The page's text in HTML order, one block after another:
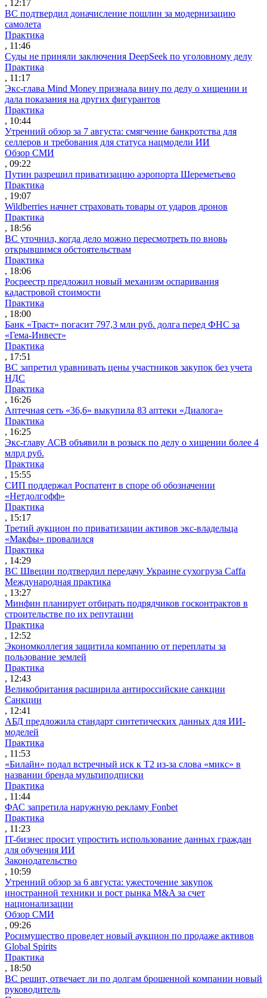
, 12:17
ВС подтвердил доначисление пошлин за модернизацию
самолета
Практика
, 11:46
Суды не приняли заключения DeepSeek по уголовному делу
Практика
, 11:17
Экс-глава Mind Money признала вину по делу о хищении и
дала показания на других фигурантов
Практика
, 10:44
Утренний обзор за 7 августа: смягчение банкротства для
селлеров и требования для статуса нацмодели ИИ
Обзор СМИ
, 09:22
Путин разрешил приватизацию аэропорта Шереметьево
Практика
, 19:07
Wildberries начнет страховать товары от ударов дронов
Практика
, 18:56
ВС уточнил, когда дело можно пересмотреть по вновь
открывшимся обстоятельствам
Практика
, 18:06
Росреестр предложил новый механизм оспаривания
кадастровой стоимости
Практика
, 18:00
Банк «Траст» погасит 797,3 млн руб. долга перед ФНС за
«Гема-Инвест»
Практика
, 17:51
ВС запретил уравнивать цены участников закупок без учета
НДС
Практика
, 16:26
Аптечная сеть «36,6» выкупила 83 аптеки «Диалога»
Практика
, 16:25
Экс-главу АСВ объявили в розыск по делу о хищении более 4
млрд руб.
Практика
, 15:55
СИП поддержал Роспатент в споре об обозначении
«Нетдолгофф»
Практика
, 15:17
Третий аукцион по приватизации активов экс-владельца
«Макфы» провалился
Практика
, 14:29
ВС Швеции подтвердил передачу Украине сухогруза Caffa
Международная практика
, 13:27
Минфин планирует отбирать подрядчиков госконтрактов в
строительстве по их репутации
Практика
, 12:52
Экономколлегия защитила компанию от переплаты за
пользование землей
Практика
, 12:43
Великобритания расширила антироссийские санкции
Санкции
, 12:41
АБД предложила стандарт синтетических данных для ИИ-
моделей
Практика
, 11:53
«Билайн» подал встречный иск к Т2 из-за слова «микс» в
названии бренда мультиподписки
Практика
, 11:44
ФАС запретила наружную рекламу Fonbet
Практика
, 11:23
IT-бизнес просит упростить использование данных граждан
для обучения ИИ
Законодательство
, 10:59
Утренний обзор за 6 августа: ужесточение закупок
иностранной техники и рост рынка M&A за счет
национализации
Обзор СМИ
, 09:26
Росимущество проведет новый аукцион по продаже активов
Global Spirits
Практика
, 18:50
ВС решит, отвечает ли по долгам брошенной компании новый
руководитель